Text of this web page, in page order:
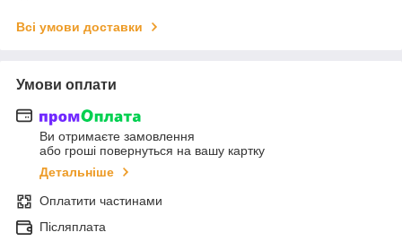
Всі умови доставки
Умови оплати
Ви отримаєте замовлення
або гроші повернуться на вашу картку
Детальніше
Оплатити частинами
Післяплата